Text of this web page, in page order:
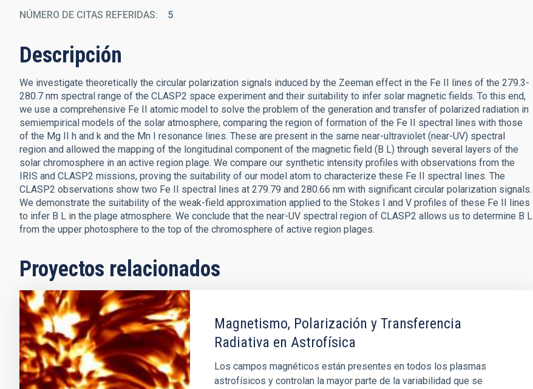
NÚMERO DE CITAS REFERIDAS 5
Descripción
We investigate theoretically the circular polarization signals induced by the Zeeman effect in the Fe II lines of the 279.3-
280.7 nm spectral range of the CLASP2 space experiment and their suitability to infer solar magnetic fields. To this end,
we use a comprehensive Fe II atomic model to solve the problem of the generation and transfer of polarized radiation in
semiempirical models of the solar atmosphere, comparing the region of formation of the Fe II spectral lines with those
of the Mg II h and k and the Mn I resonance lines. These are present in the same near-ultraviolet (near-UV) spectral
region and allowed the mapping of the longitudinal component of the magnetic field (B L) through several layers of the
solar chromosphere in an active region plage. We compare our synthetic intensity profiles with observations from the
IRIS and CLASP2 missions, proving the suitability of our model atom to characterize these Fe II spectral lines. The
CLASP2 observations show two Fe II spectral lines at 279.79 and 280.66 nm with significant circular polarization signals.
We demonstrate the suitability of the weak-field approximation applied to the Stokes I and V profiles of these Fe II lines
to infer B L in the plage atmosphere. We conclude that the near-UV spectral region of CLASP2 allows us to determine B L
from the upper photosphere to the top of the chromosphere of active region plages.
Proyectos relacionados
Magnetismo, Polarización y Transferencia
Radiativa en Astrofísica
Los campos magnéticos están presentes en todos los plasmas
astrofísicos y controlan la mayor parte de la variabilidad que se